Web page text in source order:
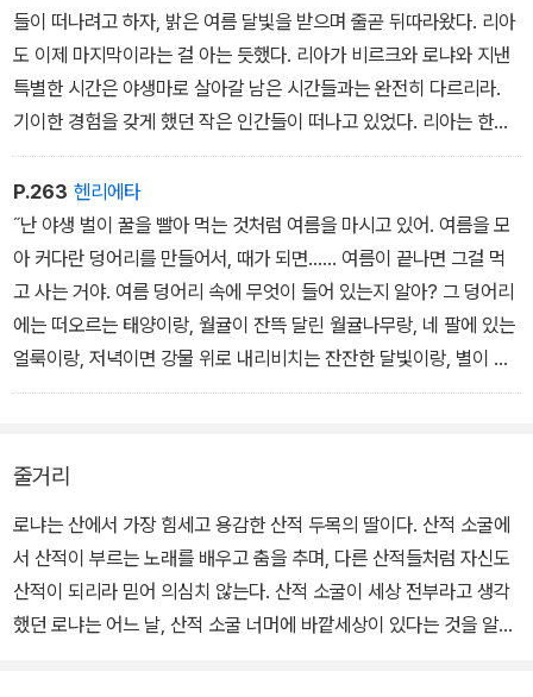
산적 두목 아들인 비르크와 친해지며, 목숨보다 더 소중한 우정의 가
치를 알게 된다. 서로 대립 중인 두 산적 무리를 화해시키려고 노력하
는 소녀의 이야기를 다채로운 서사와 정갈한 언어로 빚어 깊은 감동
과 용기를 준다. 또한, 글 작가의 세밀한 언어 묘사와 그림 작가가 수
많은 선을 덧대어 표현한 신비로운 숲속의 풍경은 경쟁 사회에 지친
우리에게 순수했던 한 시절로 되돌아가게 하고, 무뎌진 감각을 깨우
게 할 것이다.
들이 떠나려고 하자, 밝은 여름 달빛을 받으며 줄곧 뒤따라왔다. 리아
도 이제 마지막이라는 걸 아는 듯했다. 리아가 비르크와 로냐와 지낸
특별한 시간은 야생마로 살아갈 남은 시간들과는 완전히 다르리라.
기이한 경험을 갖게 했던 작은 인간들이 떠나고 있었다. 리아는 한참
동안 그 자리에 서서 인간들이 가문비나무 사이로 사라질 때까지 지
켜보았다. 그리고 무리로 돌아갔다.
P.263 헨리에타
˝난 야생 벌이 꿀을 빨아 먹는 것처럼 여름을 마시고 있어. 여름을 모
아 커다란 덩어리를 만들어서, 때가 되면...... 여름이 끝나면 그걸 먹
고 사는 거야. 여름 덩어리 속에 무엇이 들어 있는지 알아? 그 덩어리
에는 떠오르는 태양이랑, 월귤이 잔뜩 달린 월귤나무랑, 네 팔에 있는
얼룩이랑, 저녁이면 강물 위로 내리비치는 잔잔한 달빛이랑, 별이 총
총 떠 있는 하늘이랑, 태양이 전나무 위에서 빛나는 한낮의 뜨거운 숲
말을 타던 그 순간들이 있고, 음 그 덩어리에는 여름의 모든 것들이 한
데 뭉쳐 있어!˝
줄거리
로냐는 산에서 가장 힘세고 용감한 산적 두목의 딸이다. 산적 소굴에
서 산적이 부르는 노래를 배우고 춤을 추며, 다른 산적들처럼 자신도
산적이 되리라 믿어 의심치 않는다. 산적 소굴이 세상 전부라고 생각
했던 로냐는 어느 날, 산적 소굴 너머에 바깥세상이 있다는 것을 알게